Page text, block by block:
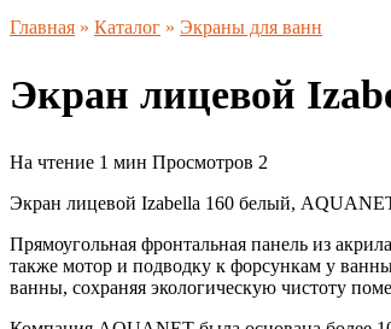
Главная » Каталог » Экраны для ванн
Экран лицевой
На чтение 1 мин Просмотров 2
Экран лицевой Izabella 160 белый,
Прямоугольная фронтальная панель из
также мотор и подводку к форсункам у
ванны, сохраняя экологическую чистоту